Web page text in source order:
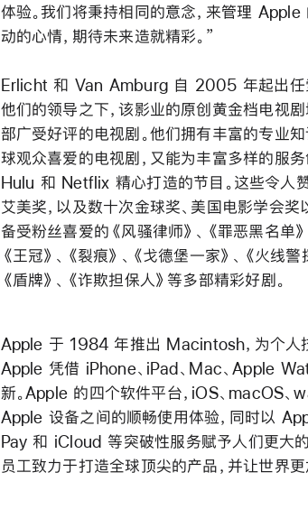
体验。我们将秉持相同的意念，来管理
动的心情，期待未来造就精彩。”
Erlicht 和 Van Amburg 自 2005 年起出任
他们的领导之下，该影业的原创黄金档电视
部广受好评的电视剧。他们拥有丰富的专业
球观众喜爱的电视剧，又能为丰富多样的服
Hulu 和 Netflix 精心打造的节目。这些令人
艾美奖，以及数十次金球奖、美国电影学会
备受粉丝喜爱的《风骚律师》、《罪恶黑名单》
《王冠》、《裂痕》、《戈德堡一家》、《火线警
《盾牌》、《诈欺担保人》等多部精彩好剧。
Apple 于 1984 年推出 Macintosh，为个人
Apple 凭借 iPhone、iPad、Mac、Apple
新。Apple 的四个软件平台，iOS、macOS
Apple 设备之间的顺畅使用体验，同时以
Pay 和 iCloud 等突破性服务赋予人们更大
员工致力于打造全球顶尖的产品，并让世界更